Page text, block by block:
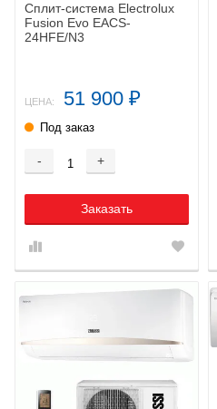
Сплит-система Electrolux
Fusion Evo EACS-
24HFE/N3
ЦЕНА: 51 900 ₽
Под заказ
- +
Заказать